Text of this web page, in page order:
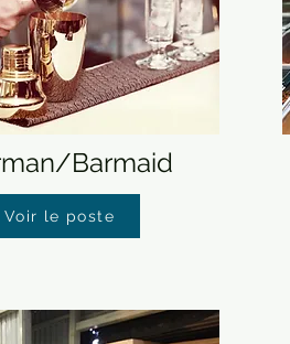
Barmaid
Voir le poste